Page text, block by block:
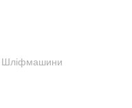
Шліфмашини